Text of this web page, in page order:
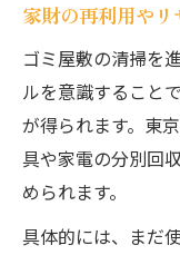
家財の再利用や
ゴミ屋敷の清掃を
ルを意識すること
が得られます。東
具や家電の分別回
められます。
具体的には、まだ